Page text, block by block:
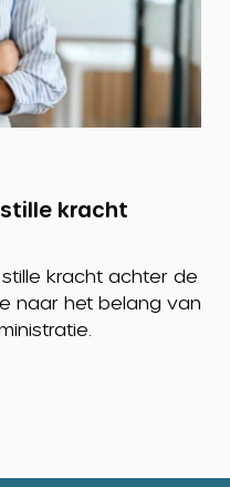
kracht
kracht achter de
naar het belang van